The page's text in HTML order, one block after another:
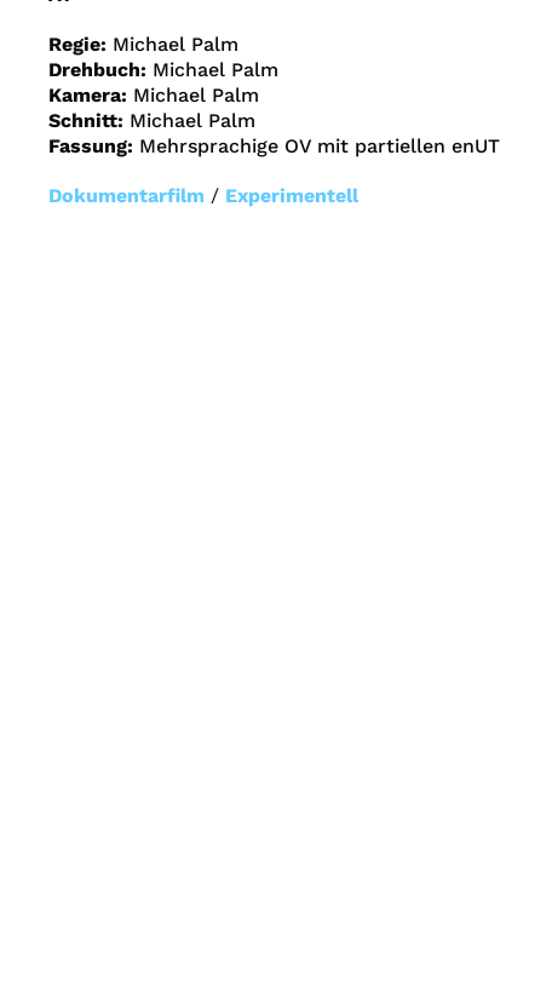
Regie: Michael Palm
Drehbuch: Michael Palm
Kamera: Michael Palm
Schnitt: Michael Palm
Fassung: Mehrsprachige OV mit partiellen enUT
Dokumentarfilm / Experimentell